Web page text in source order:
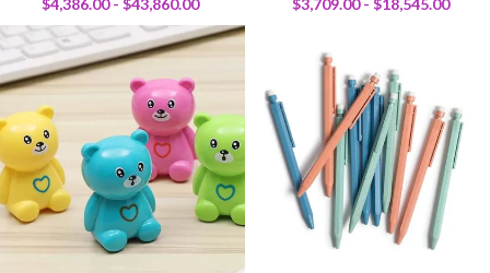
$4,386.00 - $43,860.00 $3,709.00 - $18,545.00